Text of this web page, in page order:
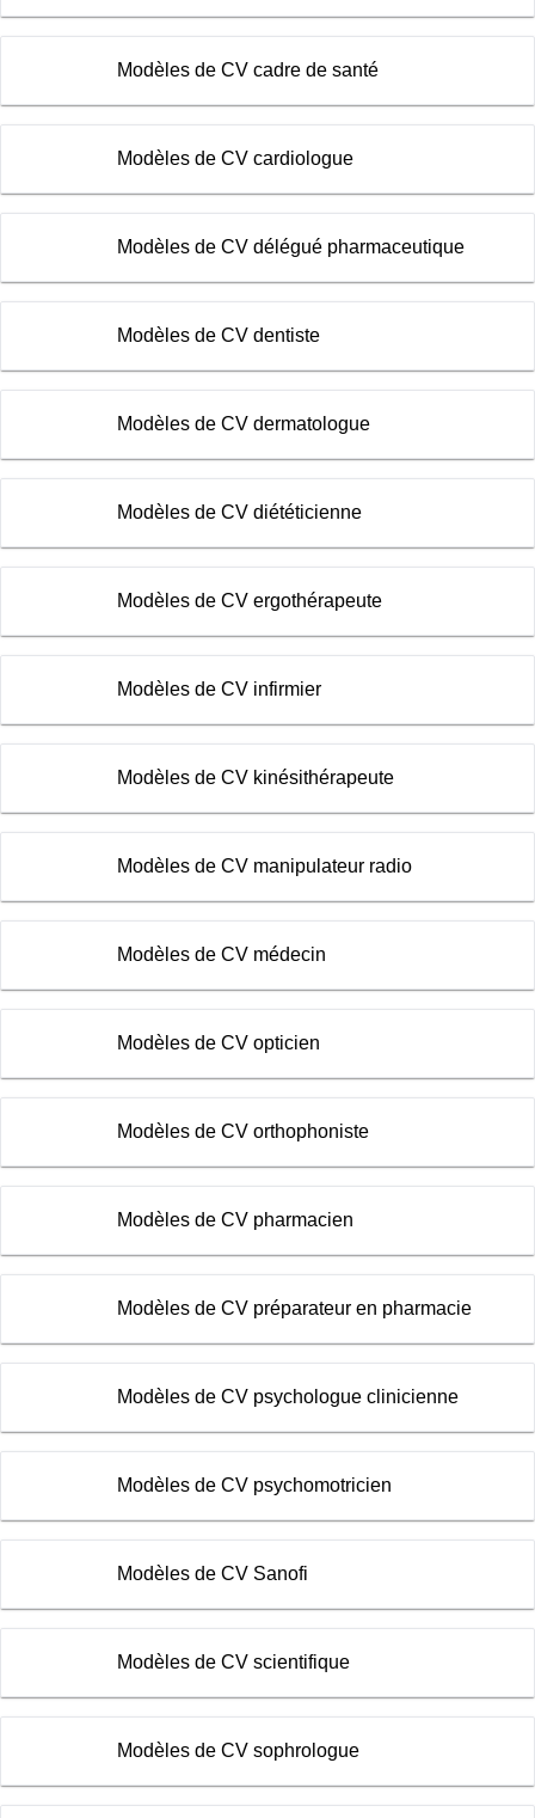
Modèles de CV cadre de santé
Modèles de CV cardiologue
Modèles de CV délégué pharmaceutique
Modèles de CV dentiste
Modèles de CV dermatologue
Modèles de CV diététicienne
Modèles de CV ergothérapeute
Modèles de CV infirmier
Modèles de CV kinésithérapeute
Modèles de CV manipulateur radio
Modèles de CV médecin
Modèles de CV opticien
Modèles de CV orthophoniste
Modèles de CV pharmacien
Modèles de CV préparateur en pharmacie
Modèles de CV psychologue clinicienne
Modèles de CV psychomotricien
Modèles de CV Sanofi
Modèles de CV scientifique
Modèles de CV sophrologue